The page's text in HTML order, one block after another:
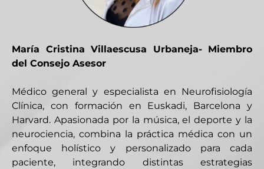
María Cristina Villaescusa Urbaneja- Miembro
del Consejo Asesor
Médico general y especialista en Neurofisiología
Clínica, con formación en Euskadi, Barcelona y
Harvard. Apasionada por la música, el deporte y la
neurociencia, combina la práctica médica con un
enfoque holístico y personalizado para cada
paciente, integrando distintas estrategias